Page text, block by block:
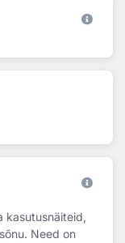
kasutusnäiteid,
Need on